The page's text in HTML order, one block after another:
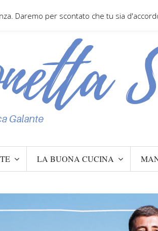
LA BUONA CUCINA
Daremo per scontato che tu sia